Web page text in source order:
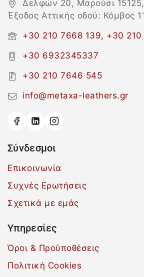
Δελφών 20, Μαρούσι
Έξοδος Αττικής οδού: Κόμβος
+30 210 7668 139, +30 210
+30 6932345337
+30 210 7646 545
info@metaxa-leathers.gr
Σύνδεσμοι
Επικοινωνία
Συχνές Ερωτήσεις
Σχετικά με εμάς
Υπηρεσίες
Όροι & Προϋποθέσεις
Πολιτική Cookies